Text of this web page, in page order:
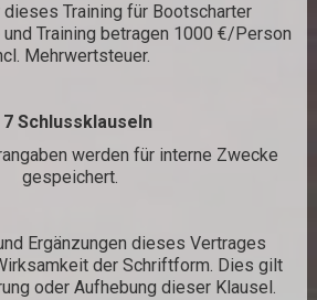
Training für Bootscharter
Training betragen 1000 €/Person
Mehrwertsteuer.
7 Schlussklauseln
werden für interne Zwecke
gespeichert.
Ergänzungen dieses Vertrages
der Schriftform. Dies gilt
oder Aufhebung dieser Klausel.